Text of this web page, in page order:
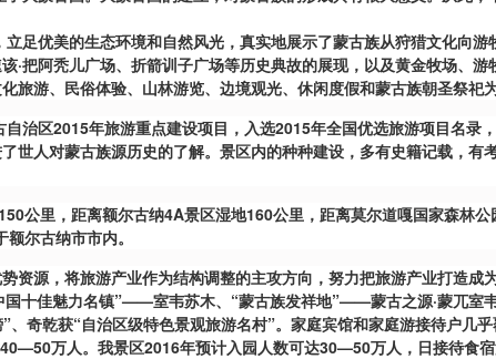
优美的生态环境和自然风光，真实地展示了蒙古族从狩猎文化向
把阿秃儿广场、折箭训子广场等历史典故的展现，以及黄金牧场、
游、民俗体验、山林游览、边境观光、休闲度假和蒙古族朝圣祭祀
治区2015年旅游重点建设项目，入选2015年全国优选旅游项目名录
人对蒙古族源历史的了解。景区内的种种建设，多有史籍记载，有
公里，距离额尔古纳4A景区湿地160公里，距离莫尔道嘎国家森林
尔古纳市市内。
源，将旅游产业作为结构调整的主攻方向，努力把旅游产业打造成
十佳魅力名镇”——室韦苏木、“蒙古族发祥地”——蒙古之源·蒙兀室
奇乾获“自治区级特色景观旅游名村”。家庭宾馆和家庭游接待户几
万人。我景区2016年预计入园人数可达30—50万人，日接待食宿